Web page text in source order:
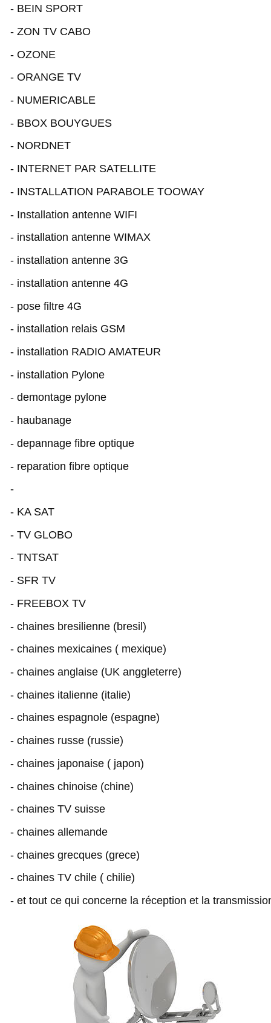
- BEIN SPORT
- ZON TV CABO
- OZONE
- ORANGE TV
- NUMERICABLE
- BBOX BOUYGUES
- NORDNET
- INTERNET PAR SATELLITE
- INSTALLATION PARABOLE TOOWAY
- Installation antenne WIFI
- installation antenne WIMAX
- installation antenne 3G
- installation antenne 4G
- pose filtre 4G
- installation relais GSM
- installation RADIO AMATEUR
- installation Pylone
- demontage pylone
- haubanage
- depannage fibre optique
- reparation fibre optique
-
- KA SAT
- TV GLOBO
- TNTSAT
- SFR TV
- FREEBOX TV
- chaines bresilienne (bresil)
- chaines mexicaines ( mexique)
- chaines anglaise (UK anggleterre)
- chaines italienne (italie)
- chaines espagnole (espagne)
- chaines russe (russie)
- chaines japonaise ( japon)
- chaines chinoise (chine)
- chaines TV suisse
- chaines allemande
- chaines grecques (grece)
- chaines TV chile ( chilie)
- et tout ce qui concerne la réception et la